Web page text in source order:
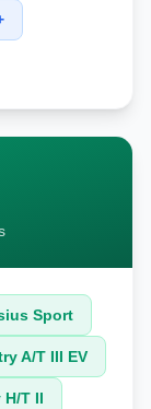
Sport
A/T III EV
T II